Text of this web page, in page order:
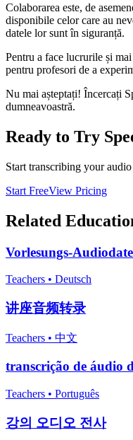
Colaborarea este, de
disponibile celor care au
datele lor sunt în siguranță.
Pentru a face lucrurile și
pentru profesori de a
Nu mai așteptați! Încercați
dumneavoastră.
Ready to Try
Start transcribing your
Start FreeView Pricing
Related
Vorlesungs-
Teachers • Deutsch
讲座音频转录
Teachers • 中文
transcrição de áudio
Teachers • Português
강의 오디오 전사